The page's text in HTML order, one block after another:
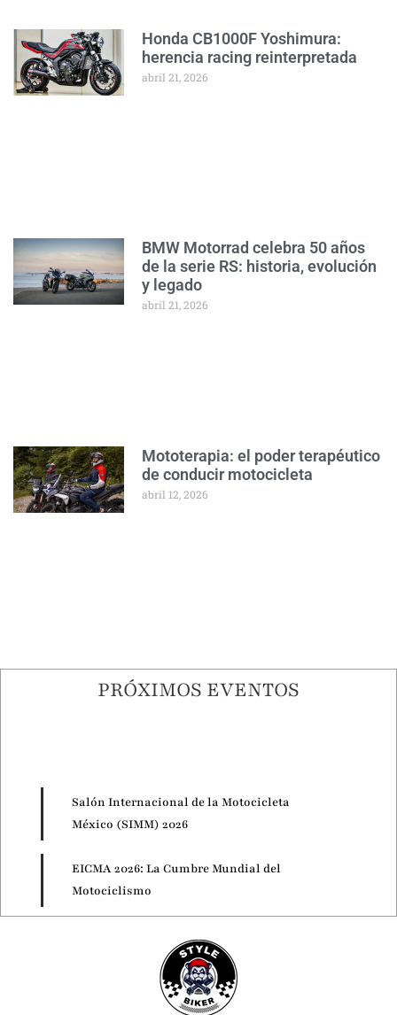
Honda CB1000F Yoshimura:
herencia racing reinterpretada
abril 21, 2026
BMW Motorrad celebra 50 años
de la serie RS: historia, evolución
y legado
abril 21, 2026
Mototerapia: el poder terapéutico
de conducir motocicleta
abril 12, 2026
PRÓXIMOS EVENTOS
Salón Internacional de la Motocicleta
México (SIMM) 2026
EICMA 2026: La Cumbre Mundial del
Motociclismo